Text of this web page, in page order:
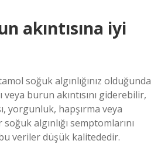
akıntısına iyi
soğuk algınlığınız olduğunda
veya burun akıntısını giderebilir,
yorgunluk, hapşırma veya
algınlığı semptomlarını
veriler düşük kalitededir.